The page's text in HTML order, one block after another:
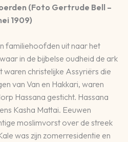
(Foto Gertrude Bell –
1909)
familiehoofden uit naar het
in de bijbelse oudheid de ark
waren christelijke Assyriërs die
van Van en Hakkari, waren
Hassana gesticht. Hassana
Kasha Mattai. Eeuwen
moslimvorst over de streek
was zijn zomerresidentie en